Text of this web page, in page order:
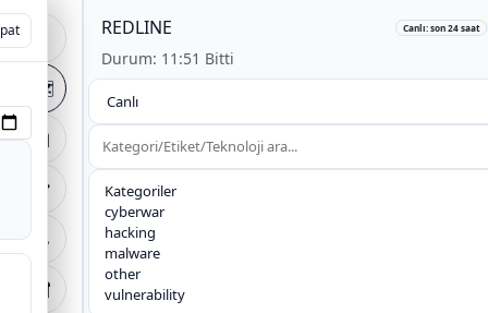
🏠
🗺️
📰
📋
🔧
🔐
+
−
REDLINE Canlı: son 24 saat
Durum: 11:51 Bitti